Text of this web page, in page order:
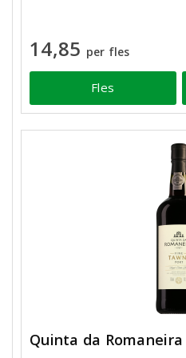
14,85 per fles
Fles
Quinta da